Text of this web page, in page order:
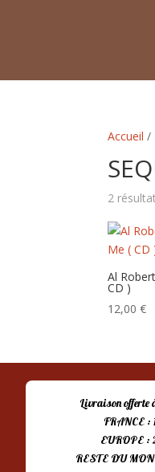
Accueil /
2
Al
CD )
12,00€
Livraison offerte
FRANCE :
EUROPE
RESTE DU